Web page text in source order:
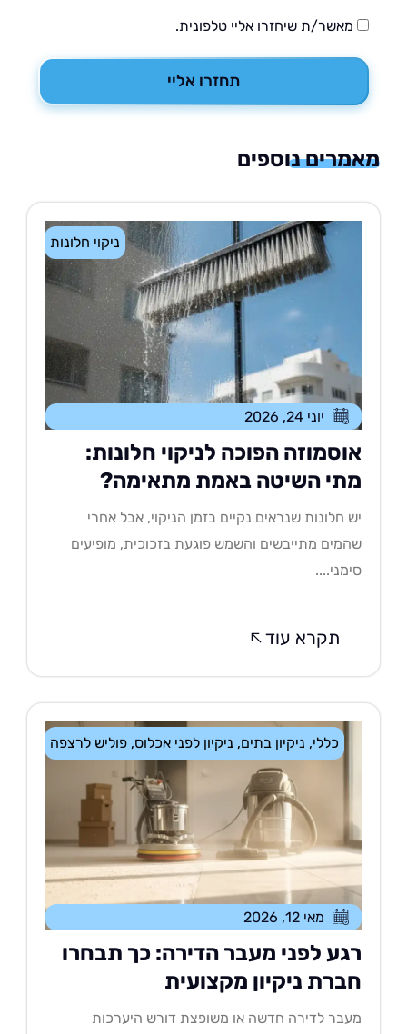
מאשר/ת שיחזרו אליי טלפונית.
תחזרו אליי
נוספים
ניקוי חלונות
יוני 24, 2026
הפוכה לניקוי חלונות:
השיטה באמת מתאימה?
חלונות שנראים נקיים בזמן הניקוי, אבל אחרי
מתייבשים והשמש פוגעת בזכוכית, מופיעים
תקרא עוד
ניקיון בתים,ניקיון לפני אכלוס,פוליש לרצפה
מאי 12, 2026
לפני מעבר הדירה: כך תבחרו
ניקיון מקצועית
לדירה חדשה או משופצת דורש היערכות